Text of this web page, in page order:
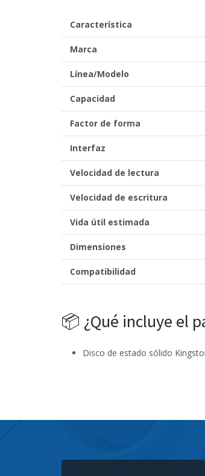
Característica
Marca
Línea/Modelo
Capacidad
Factor de forma
Interfaz
Velocidad de lectura
Velocidad de escritura
Vida útil estimada
Dimensiones
Compatibilidad
📦 ¿Qué incluye el
Disco de estado sólido